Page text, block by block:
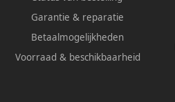
Garantie & reparatie
Betaalmogelijkheden
Voorraad & beschikbaarheid